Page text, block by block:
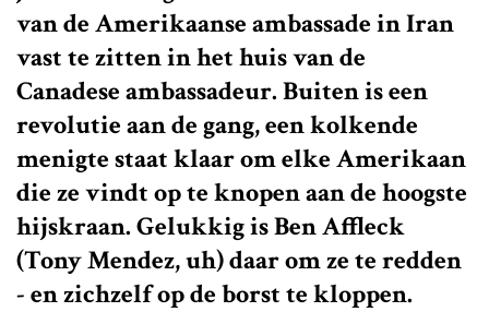
van de Amerikaanse ambassade in Iran
vast te zitten in het huis van de
Canadese ambassadeur. Buiten is een
revolutie aan de gang, een kolkende
menigte staat klaar om elke Amerikaan
die ze vindt op te knopen aan de hoogste
hijskraan. Gelukkig is Ben Affleck
(Tony Mendez, uh) daar om ze te redden
- en zichzelf op de borst te kloppen.